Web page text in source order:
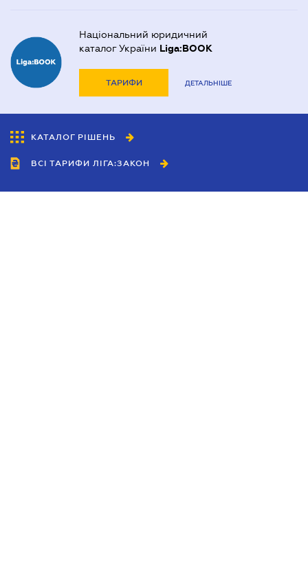
Національний юридичний
каталог України Liga:BOOK
ТАРИФИ ДЕТАЛЬНІШЕ
КАТАЛОГ РІШЕНЬ
ВСІ ТАРИФИ ЛІГА:ЗАКОН